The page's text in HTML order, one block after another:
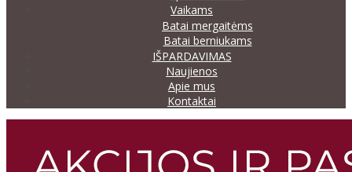
Vaikams
Batai mergaitėms
Batai berniukams
IŠPARDAVIMAS
Naujienos
Apie mus
Kontaktai